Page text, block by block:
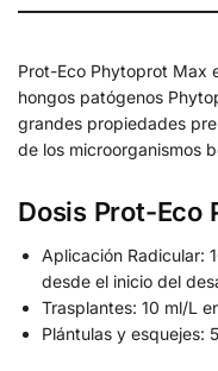
Prot-Eco Phytoprot Max
hongos patógenos
grandes propiedades
de los microorganismos
Dosis Prot-Eco
Aplicación Radicular:
desde el inicio del
Trasplantes: 10 ml/L
Plántulas y esquejes: